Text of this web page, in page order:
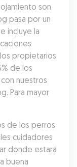
son
pasa por un
incluye la
propietarios
de los
nuestros
Para mayor
de los perros
cuidadores
donde estará
buena